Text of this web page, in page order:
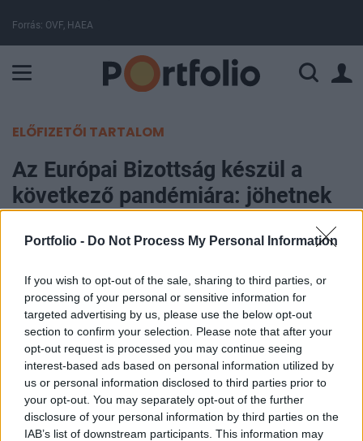
Portfolio - Do Not Process My Personal Information
If you wish to opt-out of the sale, sharing to third parties, or
processing of your personal or sensitive information for
targeted advertising by us, please use the below opt-out
section to confirm your selection. Please note that after your
opt-out request is processed you may continue seeing
interest-based ads based on personal information utilized by
us or personal information disclosed to third parties prior to
your opt-out. You may separately opt-out of the further
disclosure of your personal information by third parties on the
IAB’s list of downstream participants. This information may
Forrás: OVF, HAEA
ELŐFIZETŐI TARTALOM
Az Európai Bizottság készül a
következő pandémiára: jöhetnek
2026. február 20. 14:11
A testület közleménye szerint az Európai
Bizottság (EB) 225 millió eurót fordít az influenza
elleni újgenerációs vakcinák fejlesztésének
felgyorsítására, amelyek szélesebb körű védelmet
nyújthatnak a különböző vírusváltozatokkal
szemben, és egy esetleges világjárvány esetén